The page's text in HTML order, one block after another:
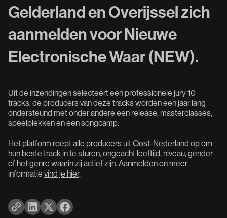
Gelderland en Overijssel zich
aanmelden voor Nieuwe
Electronische Waar (NEW).
Uit de inzendingen selecteert een professionele jury 10
tracks, de producers van deze tracks worden een jaar lang
ondersteund met onder andere een release, masterclasses,
speelplekken en een songcamp.
Het platform roept alle producers uit Oost-Nederland op om
hun beste track in te sturen, ongeacht leeftijd, niveau, gender
of het genre waarin zij actief zijn. Aanmelden en meer
informatie vind je hier.